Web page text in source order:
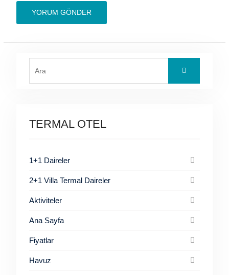
TERMAL OTEL
1+1 Daireler
2+1 Villa Termal Daireler
Aktiviteler
Ana Sayfa
Fiyatlar
Havuz